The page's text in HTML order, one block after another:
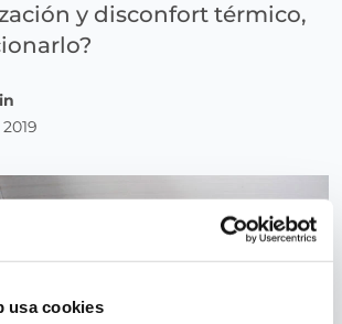
usa cookies
y disconfort térmico,